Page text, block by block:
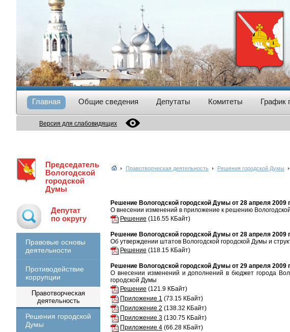
Главная Общие сведения Депутаты Комитеты График
Версия для слабовидящих
Председатель
Вологодской
городской
Думы
Депутат
по округу
Правовые основы
деятельности
Противодействие
коррупции
Правотворческая
деятельность
Решения городской
Думы
Правотворческая деятельность Решения городской Думы
Решение Вологодской городской Думы от 28 апреля 2009
О внесении изменений в приложение к решению
Решение (116.55 КБайт)
Решение Вологодской городской Думы от 28 апреля 2009
Об утверждении штатов Вологодской городской Думы и
Решение (118.15 КБайт)
Решение Вологодской городской Думы от 29 апреля 2009
О внесении изменений и дополнений в бюджет города
городской Думы
Решение (121.9 КБайт)
Приложение 1 (73.15 КБайт)
Приложение 2 (138.32 КБайт)
Приложение 3 (130.75 КБайт)
Приложение 4 (66.28 КБайт)